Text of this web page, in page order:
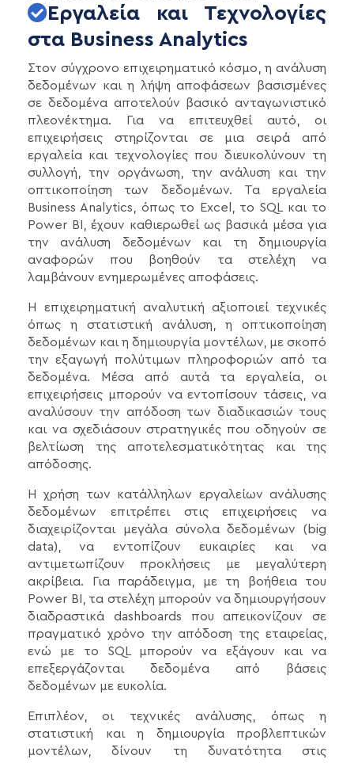
Εργαλεία και Τεχνολογίες
στα Business Analytics
Στον σύγχρονο επιχειρηματικό κόσμο, η ανάλυση
δεδομένων και η λήψη αποφάσεων βασισμένες
σε δεδομένα αποτελούν βασικό ανταγωνιστικό
πλεονέκτημα. Για να επιτευχθεί αυτό, οι
επιχειρήσεις στηρίζονται σε μια σειρά από
εργαλεία και τεχνολογίες που διευκολύνουν τη
συλλογή, την οργάνωση, την ανάλυση και την
οπτικοποίηση των δεδομένων. Τα εργαλεία
Business Analytics, όπως το Excel, το SQL και το
Power BI, έχουν καθιερωθεί ως βασικά μέσα για
την ανάλυση δεδομένων και τη δημιουργία
αναφορών που βοηθούν τα στελέχη να
λαμβάνουν ενημερωμένες αποφάσεις.
Η επιχειρηματική αναλυτική αξιοποιεί τεχνικές
όπως η στατιστική ανάλυση, η οπτικοποίηση
δεδομένων και η δημιουργία μοντέλων, με σκοπό
την εξαγωγή πολύτιμων πληροφοριών από τα
δεδομένα. Μέσα από αυτά τα εργαλεία, οι
επιχειρήσεις μπορούν να εντοπίσουν τάσεις, να
αναλύσουν την απόδοση των διαδικασιών τους
και να σχεδιάσουν στρατηγικές που οδηγούν σε
βελτίωση της αποτελεσματικότητας και της
απόδοσης.
Η χρήση των κατάλληλων εργαλείων ανάλυσης
δεδομένων επιτρέπει στις επιχειρήσεις να
διαχειρίζονται μεγάλα σύνολα δεδομένων (big
data), να εντοπίζουν ευκαιρίες και να
αντιμετωπίζουν προκλήσεις με μεγαλύτερη
ακρίβεια. Για παράδειγμα, με τη βοήθεια του
Power BI, τα στελέχη μπορούν να δημιουργήσουν
διαδραστικά dashboards που απεικονίζουν σε
πραγματικό χρόνο την απόδοση της εταιρείας,
ενώ με το SQL μπορούν να εξάγουν και να
επεξεργάζονται δεδομένα από βάσεις
δεδομένων με ευκολία.
Επιπλέον, οι τεχνικές ανάλυσης, όπως η
στατιστική και η δημιουργία προβλεπτικών
μοντέλων, δίνουν τη δυνατότητα στις